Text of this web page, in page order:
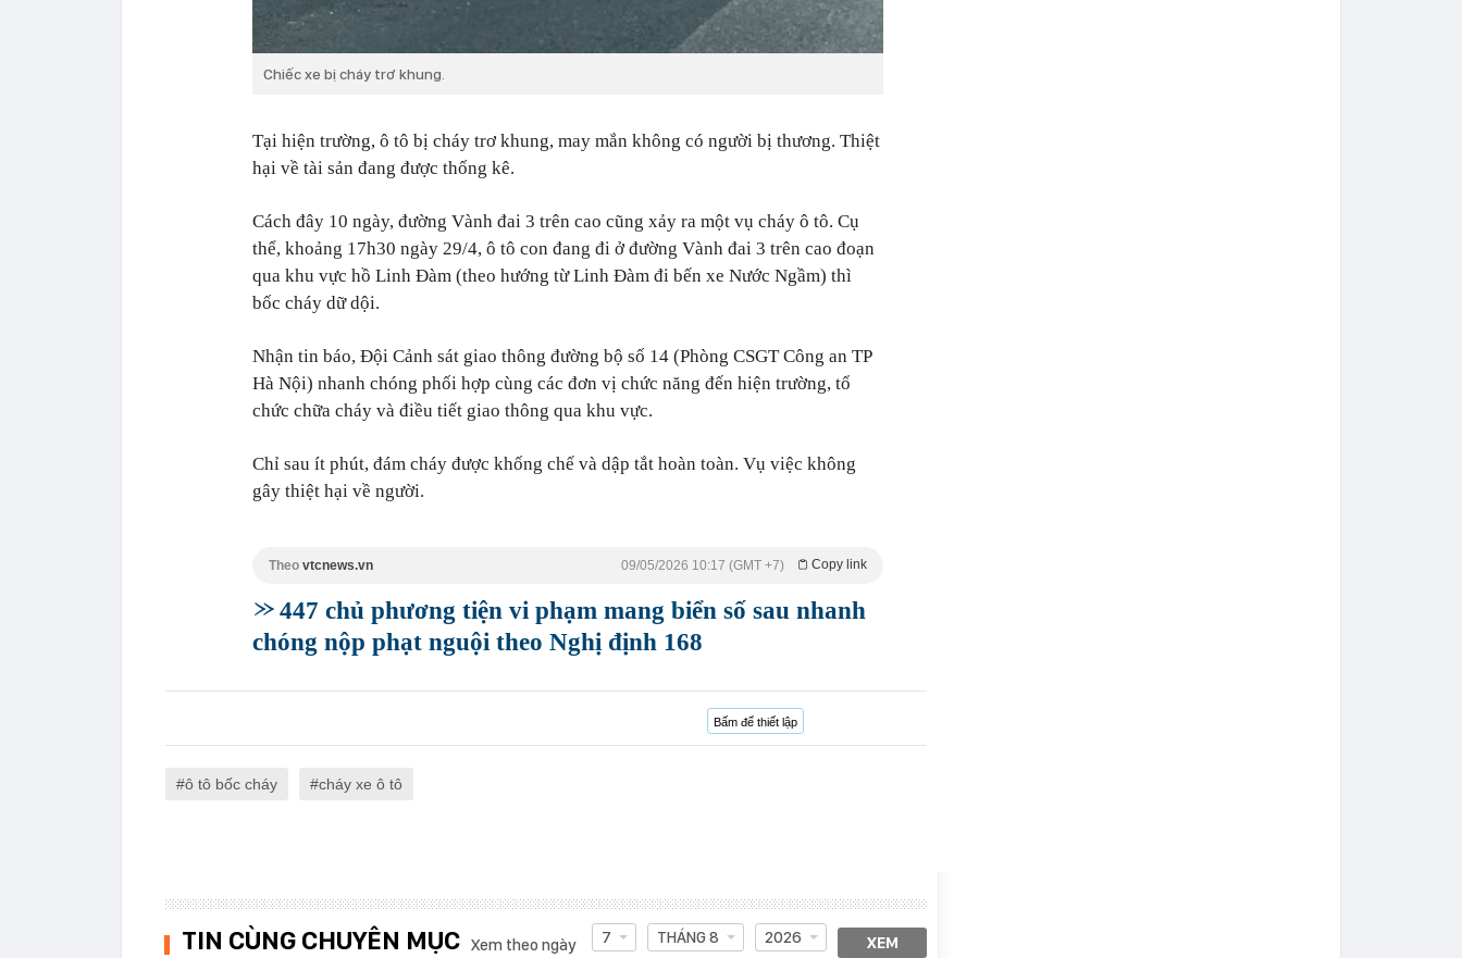
Chiếc xe bị cháy trơ khung.
Tại hiện trường, ô tô bị cháy trơ khung, may mắn không có người bị thương. Thiệt
hại về tài sản đang được thống kê.
Cách đây 10 ngày, đường Vành đai 3 trên cao cũng xảy ra một vụ cháy ô tô. Cụ
thể, khoảng 17h30 ngày 29/4, ô tô con đang đi ở đường Vành đai 3 trên cao đoạn
qua khu vực hồ Linh Đàm (theo hướng từ Linh Đàm đi bến xe Nước Ngầm) thì
bốc cháy dữ dội.
Nhận tin báo, Đội Cảnh sát giao thông đường bộ số 14 (Phòng CSGT Công an TP
Hà Nội) nhanh chóng phối hợp cùng các đơn vị chức năng đến hiện trường, tổ
chức chữa cháy và điều tiết giao thông qua khu vực.
Chỉ sau ít phút, đám cháy được khống chế và dập tắt hoàn toàn. Vụ việc không
gây thiệt hại về người.
Theo vtcnews.vn Copy link
09/05/2026 10:17 (GMT +7)
447 chủ phương tiện vi phạm mang biển số sau nhanh
chóng nộp phạt nguội theo Nghị định 168
Bấm để thiết lập
ô tô bốc cháy cháy xe ô tô
TIN CÙNG CHUYÊN MỤC Xem theo ngày 7 THÁNG 8 2026 XEM